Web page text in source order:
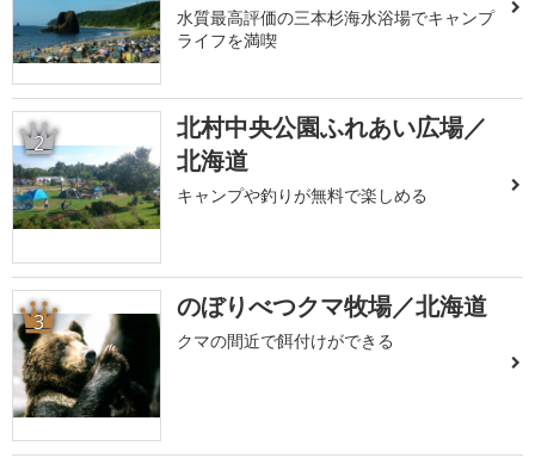
水質最高評価の三本杉海水浴場でキャンプ
ライフを満喫
2
北村中央公園ふれあい広場／
北海道
キャンプや釣りが無料で楽しめる
3 のぼりべつクマ牧場／北海道
クマの間近で餌付けができる